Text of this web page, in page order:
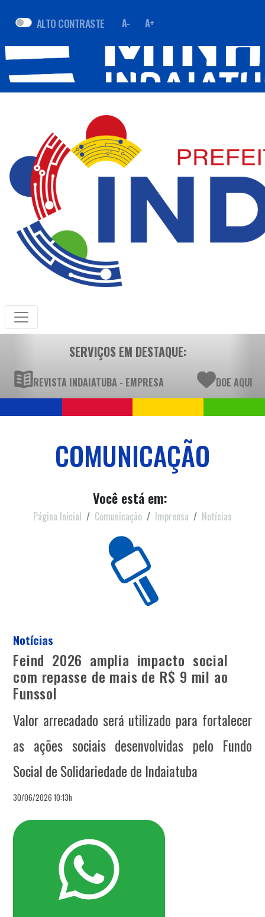
ALTO CONTRASTE A- A+
SERVIÇOS EM DESTAQUE:
REVISTA INDAIATUBA - EMPRESA DOE AQUI
COMUNICAÇÃO
Você está em:
Página Inicial Comunicação Imprensa Notícias
Notícias
Feind 2026 amplia impacto social
com repasse de mais de R$ 9 mil ao
Funssol
Valor arrecadado será utilizado para fortalecer
as ações sociais desenvolvidas pelo Fundo
Social de Solidariedade de Indaiatuba
30/06/2026 10:13h